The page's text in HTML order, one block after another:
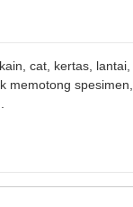
cat, kertas, lantai,
memotong spesimen,